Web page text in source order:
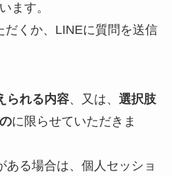
ます。
くか、LINEに質問を送信
られる内容、又は、 選択肢
に限らせていただきま
る場合は、個人セッショ